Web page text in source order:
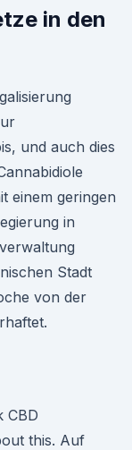
in den
und auch dies
einem geringen
in
Stadt
von der
CBD
this. Auf